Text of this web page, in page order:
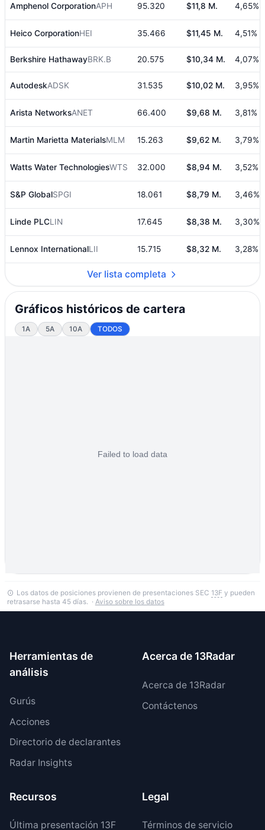
Amphenol CorporationAPH 95.320 $11,8 M. 4,65%
Heico CorporationHEI 35.466 $11,45 M. 4,51%
Berkshire HathawayBRK.B 20.575 $10,34 M. 4,07%
AutodeskADSK 31.535 $10,02 M. 3,95%
Arista NetworksANET 66.400 $9,68 M. 3,81%
Martin Marietta MaterialsMLM 15.263 $9,62 M. 3,79%
Watts Water TechnologiesWTS 32.000 $8,94 M. 3,52%
S&P GlobalSPGI 18.061 $8,79 M. 3,46%
Linde PLCLIN 17.645 $8,38 M. 3,30%
Lennox InternationalLII 15.715 $8,32 M. 3,28%
Ver lista completa
Gráficos históricos de cartera
1A 5A 10A TODOS
Los datos de posiciones provienen de presentaciones SEC 13F y pueden
retrasarse hasta 45 días. · Aviso sobre los datos
Herramientas de
análisis
Gurús
Acciones
Directorio de declarantes
Radar Insights
Acerca de 13Radar
Acerca de 13Radar
Contáctenos
Recursos
Última presentación 13F
Legal
Términos de servicio